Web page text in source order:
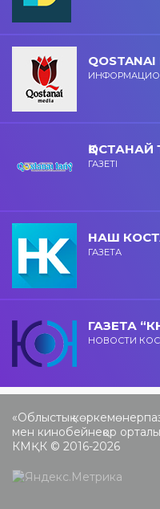
QOSTANAI
ГАЗЕТІ
НАШ
ГАЗЕТА
ГАЗЕТА
НОВОСТИ
«Облыстық
мен кинобейнеқор
КМҚК © 2016-2026